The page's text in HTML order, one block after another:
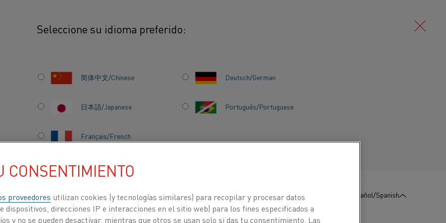
Seleccione su idioma preferido:
简体中文/Chinese Deutsch/German
日本語/Japanese Português/Portuguese
Français/French
NOSOTROS
CONOCIMIENTO
nosotros
Español/Spanish
Datos clave para elementos Kanthal®
calentamiento, Materiales resistivos , Elementos de calentamiento
Elementos en alambre
CONSENTIMIENTO
proveedores utilizan cookies (y tecnologías similares) para recopilar y procesar datos
dispositivos, direcciones IP e interacciones en el sitio web) para los fines especificados a
y no se pueden desactivar, mientras que otros se usan solo si das tu consentimiento. Las